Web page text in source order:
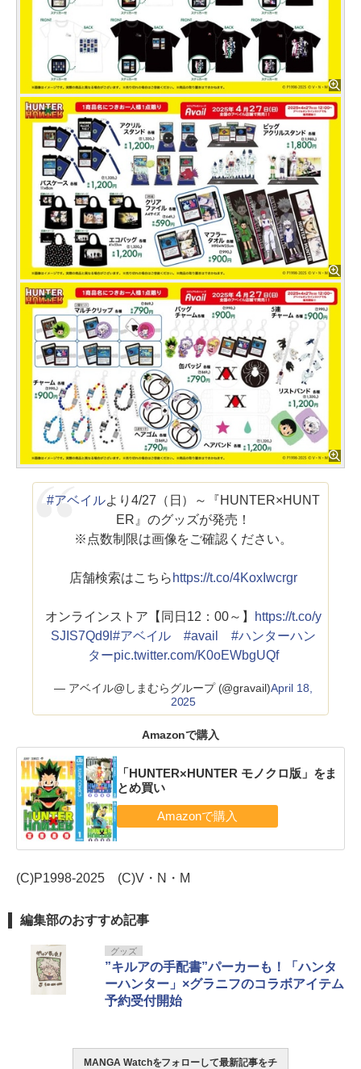
#アベイルより4/27（日）～『HUNTER×HUNT
ER』のグッズが発売！
※点数制限は画像をご確認ください。
店舗検索はこちら https://t.co/4KoxIwcrgr
オンラインストア【同日12：00～】
https://t.co/y
SJIS7Qd9l #アベイル #avail
#ハンターハン
ターpic.twitter.com/K0oEWbgUQf
— アベイル@しまむらグループ (@gravail)April 18,
2025
Amazonで購入
「HUNTER×HUNTER モノクロ版」をま
とめ買い
(C)P1998-2025 (C)V・N・M
編集部のおすすめ記事
グッズ
”キルアの手配書”パーカーも！「ハンタ
ーハンター」×グラニフのコラボアイテム
予約受付開始
MANGA Watchをフォローして最新記事をチ